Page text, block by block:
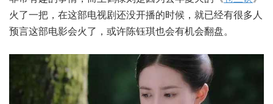
火了一把，在这部电视剧还没开播的时候，就已经有很多人
预言这部电影会火了，或许陈钰琪也会有机会翻盘。